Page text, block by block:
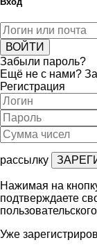
Забыли пароль?
Ещё не с нами?
Регистрация
рассылку
Нажимая на
подтверждаете
Уже